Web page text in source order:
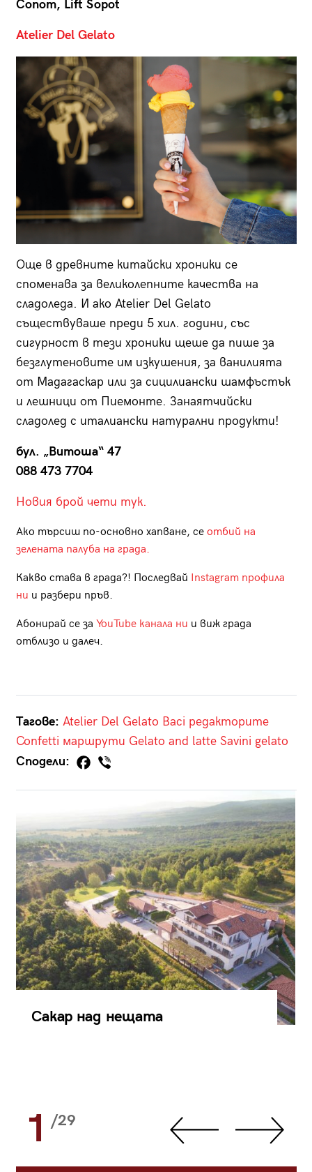
Сопот, Lift Sopot
Atelier Del Gelato
Още в древните китайски хроники се
споменава за великолепните качества на
сладоледа. И ако Atelier Del Gelato
съществуваше преди 5 хил. години, със
сигурност в тези хроники щеше да пише за
безглутеновите им изкушения, за ванилията
от Мадагаскар или за сицилиански шамфъстък
и лешници от Пиемонте. Занаят­чийски
сладолед с италиански натурални продукти!
бул. „Витоша“ 47
088 473 7704
Новия брой чети тук.
Ако търсиш по-основно хапване, се отбий на
зелената палуба на града.
Какво става в града?! Последвай Instagram профила
ни и разбери пръв.
Абонирай се за YouTube канала ни и виж града
отблизо и далеч.
Тагове: Atelier Del Gelato Baci редакторите
Confetti маршрути Gelato and latte Savini gelato
Сподели:
Сакар над нещата
1 /29